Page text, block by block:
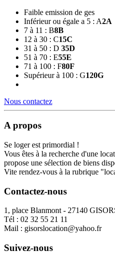
Faible emission de ges
Inférieur ou égale a 5 : A2A
7 à 11 : B8B
12 à 30 : C15C
31 à 50 : D 35D
51 à 70 : E55E
71 à 100 : F80F
Supérieur à 100 : G120G
Nous contactez
A propos
Se loger est primordial !
Vous êtes à la recherche d'une
propose une sélection de biens
Vite rendez-vous à la rubrique
Contactez-nous
1, place Blanmont - 27140
Tél : 02 32 55 21 11
Mail : gisorslocation@yahoo.fr
Suivez-nous